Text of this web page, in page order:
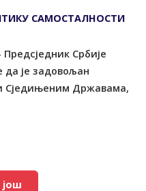
САМОСТАЛНОСТИ
Србије
да је задовољан
Сједињеним Државама,
још